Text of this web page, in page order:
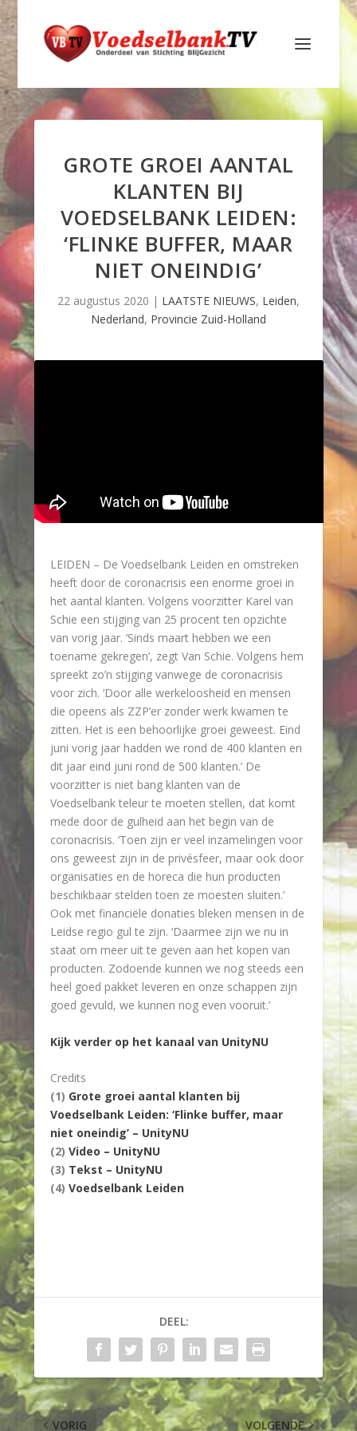
GROTE GROEI AANTAL
KLANTEN BIJ
VOEDSELBANK LEIDEN:
‘FLINKE BUFFER, MAAR
NIET ONEINDIG’
22 augustus 2020 | LAATSTE NIEUWS, Leiden,
Nederland, Provincie Zuid-Holland
LEIDEN – De Voedselbank Leiden en omstreken
heeft door de coronacrisis een enorme groei in
het aantal klanten. Volgens voorzitter Karel van
Schie een stijging van 25 procent ten opzichte
van vorig jaar. ‘Sinds maart hebben we een
toename gekregen’, zegt Van Schie. Volgens hem
spreekt zo’n stijging vanwege de coronacrisis
voor zich. ‘Door alle werkeloosheid en mensen
die opeens als ZZP’er zonder werk kwamen te
zitten. Het is een behoorlijke groei geweest. Eind
juni vorig jaar hadden we rond de 400 klanten en
dit jaar eind juni rond de 500 klanten.’ De
voorzitter is niet bang klanten van de
Voedselbank teleur te moeten stellen, dat komt
mede door de gulheid aan het begin van de
coronacrisis. ‘Toen zijn er veel inzamelingen voor
ons geweest zijn in de privésfeer, maar ook door
organisaties en de horeca die hun producten
beschikbaar stelden toen ze moesten sluiten.’
Ook met financiële donaties bleken mensen in de
Leidse regio gul te zijn. ‘Daarmee zijn we nu in
staat om meer uit te geven aan het kopen van
producten. Zodoende kunnen we nog steeds een
heel goed pakket leveren en onze schappen zijn
goed gevuld, we kunnen nog even vooruit.’
Kijk verder op het kanaal van UnityNU
Credits
(1) Grote groei aantal klanten bij
Voedselbank Leiden: ‘Flinke buffer, maar
niet oneindig’ – UnityNU
(2) Video – UnityNU
(3) Tekst – UnityNU
(4) Voedselbank Leiden
DEEL:
VORIG VOLGENDE